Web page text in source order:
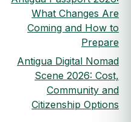
What Changes Are
Coming and How to
Prepare
Antigua Digital Nomad
Scene 2026: Cost,
Community and
Citizenship Options